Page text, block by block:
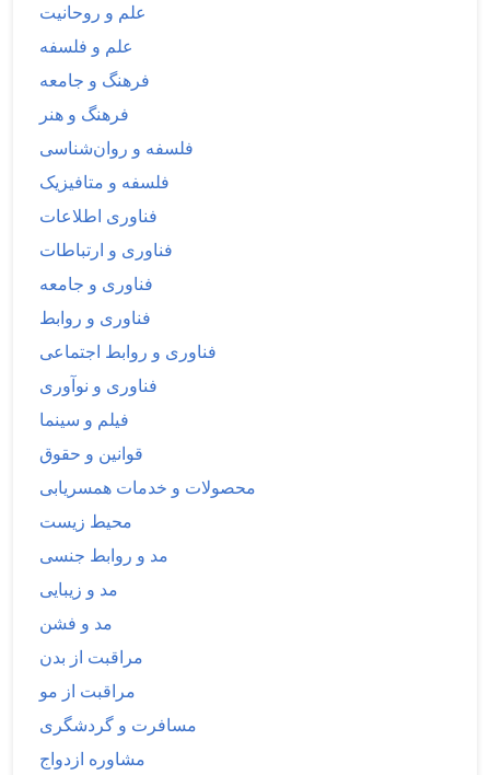
علم و روحانیت
علم و فلسفه
فرهنگ و جامعه
فرهنگ و هنر
فلسفه و روان‌شناسی
فلسفه و متافیزیک
فناوری اطلاعات
فناوری و ارتباطات
فناوری و جامعه
فناوری و روابط
فناوری و روابط اجتماعی
فناوری و نوآوری
فیلم و سینما
قوانین و حقوق
محصولات و خدمات همسریابی
محیط زیست
مد و روابط جنسی
مد و زیبایی
مد و فشن
مراقبت از بدن
مراقبت از مو
مسافرت و گردشگری
مشاوره ازدواج